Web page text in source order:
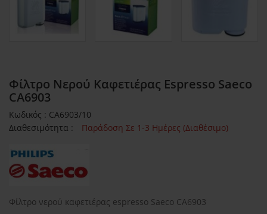
Φίλτρο Νερού Καφετιέρας Espresso Saeco
CA6903
Κωδικός : CA6903/10
Διαθεσιμότητα :
Παράδοση Σε 1-3 Ημέρες (Διαθέσιμο)
Φίλτρο νερού καφετιέρας espresso Saeco CA6903